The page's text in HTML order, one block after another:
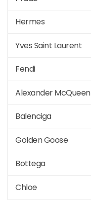
Hermes
Yves Saint Laurent
Fendi
Alexander McQueen
Balenciga
Golden Goose
Bottega
Chloe